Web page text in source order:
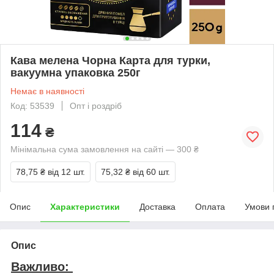
Кава мелена Чорна Карта для турки,
вакуумна упаковка 250г
Немає в наявності
Код: 53539
Опт і роздріб
114 ₴
Мінімальна сума замовлення на сайті — 300 ₴
78,75 ₴ від 12 шт. 75,32 ₴ від 60 шт.
Опис Характеристики Доставка Оплата Умови
Опис
Важливо: